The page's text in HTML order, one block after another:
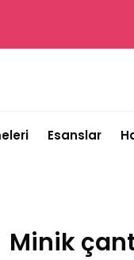
Esanslar
Minik